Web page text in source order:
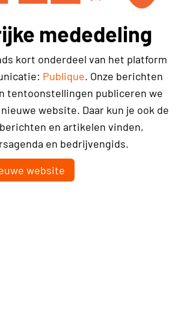
mededeling
kort onderdeel van het platform
Publique. Onze berichten
tentoonstellingen publiceren we
website. Daar kun je ook de
en artikelen vinden,
en bedrijvengids.
website